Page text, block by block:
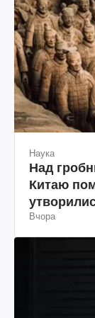
Наука
Над
Китаю
Вчора